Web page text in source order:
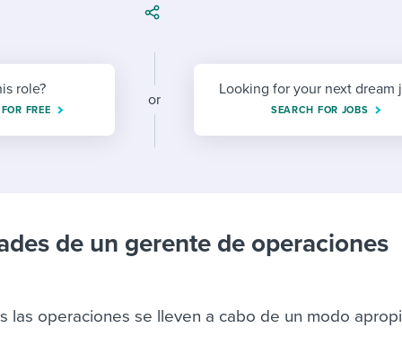
Workable customer stories
Workable customer stories
role?
FREE
or
Looking for your next dream
SEARCH FOR JOBS
de un gerente de operaciones
las operaciones se lleven a cabo de un modo